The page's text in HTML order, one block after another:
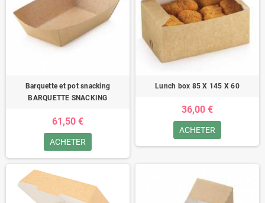
Barquette et pot snacking
BARQUETTE SNACKING
61,50 €
ACHETER
Lunch box 85 X 145 X 60
36,00 €
ACHETER